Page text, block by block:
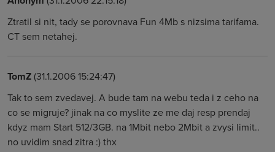
Ztratil si nit, tady se porovnava Fun 4Mb s nizsima tarifama.
CT sem netahej.
TomZ(31.1.2006 15:24:47)
Tak to sem zvedavej. A bude tam na webu teda i z ceho na
co se migruje? jinak na co myslite ze me daj resp prendaj
kdyz mam Start 512/3GB. na 1Mbit nebo 2Mbit a zvysi limit..
no uvidim snad zitra :) thx